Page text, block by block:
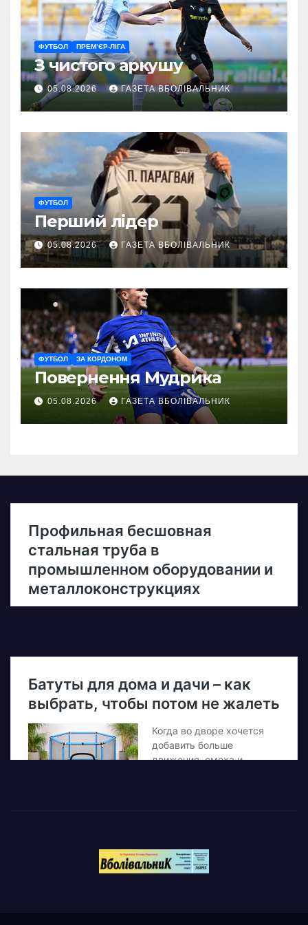
ФУТБОЛ ПРЕМ’ЄР-ЛІГА
З чистого аркушу
05.08.2026 ГАЗЕТА ВБОЛІВАЛЬНИК
ФУТБОЛ
Перший лідер
05.08.2026 ГАЗЕТА ВБОЛІВАЛЬНИК
ФУТБОЛ ЗА КОРДОНОМ
Повернення Мудрика
05.08.2026 ГАЗЕТА ВБОЛІВАЛЬНИК